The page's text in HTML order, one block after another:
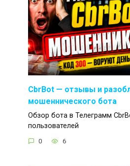
CbrBot — отзывы и
мошеннического бота
Обзор бота в Телеграмм
пользователей
0 6